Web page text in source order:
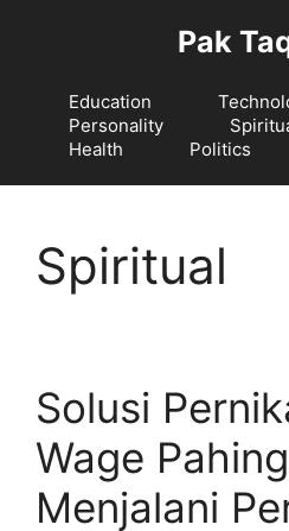
Pak
Education
Personality
Health
Politics
Spiritual
Solusi
Wage
Menjalani